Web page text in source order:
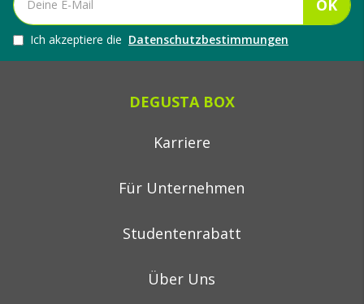
OK
Ich akzeptiere die Datenschutzbestimmungen
DEGUSTA BOX
Karriere
Für Unternehmen
Studentenrabatt
Über Uns